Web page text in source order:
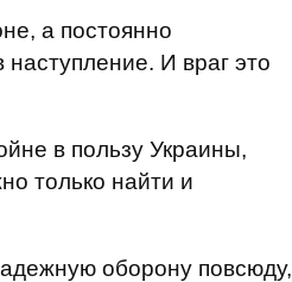
а постоянно
И враг это
в пользу Украины,
только найти и
оборону повсюду,